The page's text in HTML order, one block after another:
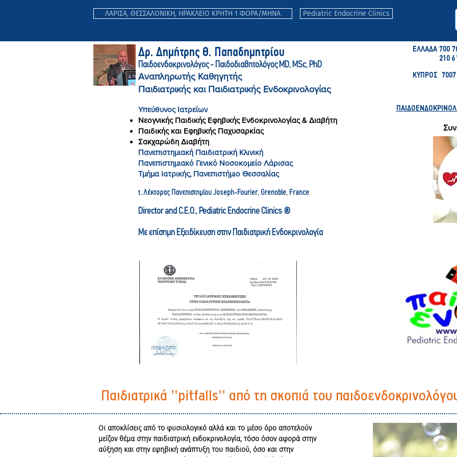
ΛΑΡΙΣΑ, ΘΕΣΣΑΛΟΝΙΚΗ, ΗΡΑΚΛΕΙΟ ΚΡΗΤΗ 1 ΦΟΡΑ/ΜΗΝΑ Pediatric Endocrine Clinics
ΕΛΛΑΔΑ 700
Δρ. Δημήτρης Θ. Παπαδημητρίου
Παιδοενδοκρινολόγος - Παιδοδιαβητολόγος MD, MSc, PhD
Αναπληρωτής Καθηγητής
Παιδιατρικής και Παιδιατρικής Ενδοκρινολογίας
Υπεύθυνος Ιατρείων
Νεογνικής Παιδικής Εφηβικής Ενδοκρινολογίας & Διαβήτη
Παιδικής και Εφηβικής Παχυσαρκίας
Σακχαρώδη Διαβήτη
Πανεπιστημιακή Παιδιατρική Κλινική
Πανεπιστημιακό Γενικό Νοσοκομείο Λάρισας
Τμήμα Ιατρικής, Πανεπιστήμιο Θεσσαλίας
τ. Λέκτορας Πανεπιστημίου Joseph-Fourier, Grenoble, France
Director and C.E.O., Pediatric Endocrine Clinics ®
Με επίσημη Εξειδίκευση στην Παιδιατρική Ενδοκρινολογία
210
ΚΥΠΡΟΣ 7007
Παιδιατρικά ''pitfalls'' από τη σκοπιά του
Οι αποκλίσεις από το φυσιολογικό αλλά και το μέσο όρο αποτελούν
μείζον θέμα στην παιδιατρική ενδοκρινολογία, τόσο όσον αφορά στην
αύξηση και στην εφηβική ανάπτυξη του παιδιού, όσο και στην